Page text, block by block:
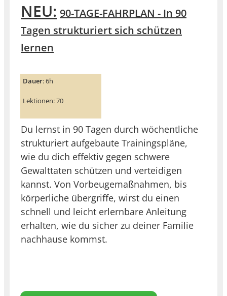
NEU: 90-TAGE-FAHRPLAN - In 90
Tagen strukturiert sich schützen
lernen
Dauer: 6h
Lektionen: 70
Du lernst in 90 Tagen durch wöchentliche
strukturiert aufgebaute Trainingspläne,
wie du dich effektiv gegen schwere
Gewalttaten schützen und verteidigen
kannst. Von Vorbeugemaßnahmen, bis
körperliche übergriffe, wirst du einen
schnell und leicht erlernbare Anleitung
erhalten, wie du sicher zu deiner Familie
nachhause kommst.